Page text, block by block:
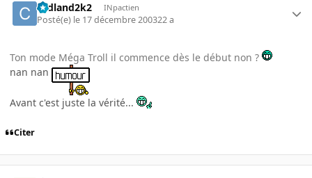
cedland2k2 INpactien
Posté(e) le 17 décembre 200322 a
Ton mode Méga Troll il commence dès le début non ?
nan nan
Avant c'est juste la vérité...
Citer